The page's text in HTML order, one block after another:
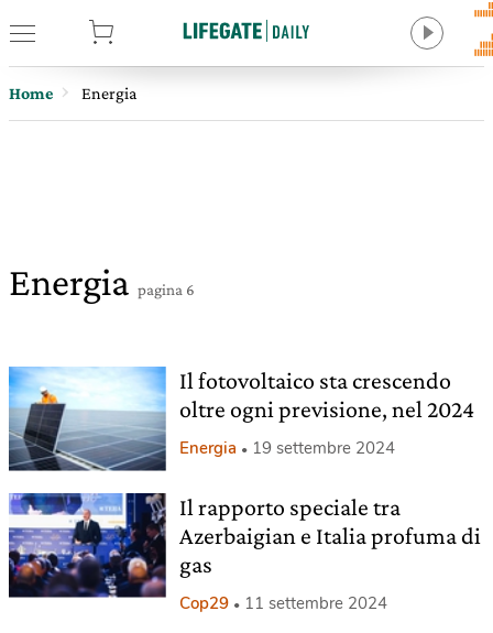
Home Energia
Energia pagina 6
Il fotovoltaico sta crescendo
oltre ogni previsione, nel 2024
Energia 19 settembre 2024
Il rapporto speciale tra
Azerbaigian e Italia profuma di
gas
Cop29 11 settembre 2024